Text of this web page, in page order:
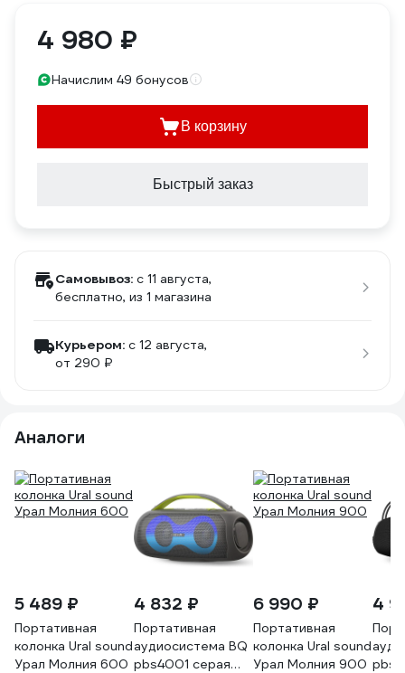
4 980 ₽
Начислим 49 бонусов
В корзину
Быстрый заказ
Самовывоз: c 11 августа,
бесплатно, из 1 магазина
Курьером: c 12 августа,
от 290 ₽
Аналоги
5 489 ₽
Портативная
колонка Ural sound
Урал Молния 600
4 832 ₽
Портативная
аудиосистема BQ
pbs4001 серая
6 990 ₽
Портативная
колонка Ural sound
Урал Молния 900
4